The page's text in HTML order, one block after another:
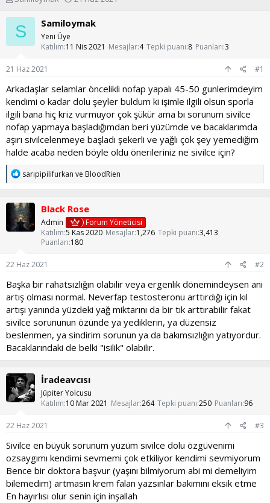
n
u
a
ş
l
a
t
a
n
ş
l
a
n
ç
t
a
r
i
h
i
S Samiloymak
Yeni Üye
Katılım 11 Nis 2021 Mesajlar 4 Tepki puanı 8 Puanları 3
21 Haz 2021 #1
Arkadaşlar selamlar öncelikli nofap yapalı 45-50 gunlerimdeyim
kendimi o kadar dolu şeyler buldum ki işimle ilgili olsun sporla
ilgili bana hiç kriz vurmuyor çok şükür ama bı sorunum sivilce
nofap yapmaya başladığımdan beri yüzümde ve bacaklarımda
aşırı sivilcelenmeye başladı şekerli ve yağlı çok şey yemediğim
halde acaba neden böyle oldu önerileriniz ne sivilce için?
T
p
k
i
l
e
sarıpipilifurkan ve BloodRien
Black Rose
Admin
Forum Yöneticisi
Katılım 5 Kas 2020 Mesajlar 1,276 Tepki puanı 3,413
Puanları 180
22 Haz 2021 #2
Başka bir rahatsızlığın olabilir veya ergenlik dönemindeysen ani
artış olması normal. Neverfap testosteronu arttırdığı için kıl
artışı yanında yüzdeki yağ miktarını da bir tık arttırabilir fakat
sivilce sorununun özünde ya yediklerin, ya düzensiz
beslenmen, ya sindirim sorunun ya da bakımsızlığın yatıyordur.
Bacaklarındaki de belki "isilik" olabilir.
İradeavcısı
Jüpiter Yolcusu
Katılım 10 Mar 2021 Mesajlar264 Tepki puanı 250 Puanları 96
22 Haz 2021 #3
Sivilce en büyük sorunum yüzüm sivilce dolu özgüvenimi
ozsaygımı kendimi sevmemi çok etkiliyor kendimi sevmiyorum
Bence bir doktora başvur (yaşını bilmiyorum abi mi demeliyim
bilemedim) artmasın krem falan yazsınlar bakımını eksik etme
En hayırlısı olur senin için inşallah